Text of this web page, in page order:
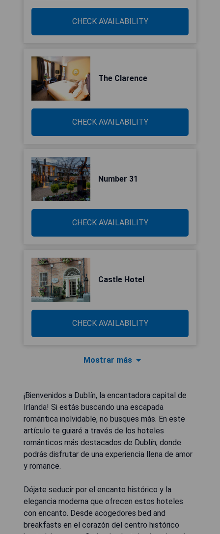
CHECK AVAILABILITY
The Clarence
CHECK AVAILABILITY
Number 31
CHECK AVAILABILITY
Castle Hotel
CHECK AVAILABILITY
Mostrar más
¡Bienvenidos a Dublín, la encantadora capital de
Irlanda! Si estás buscando una escapada
romántica inolvidable, no busques más. En este
artículo te guiaré a través de los hoteles
románticos más destacados de Dublín, donde
podrás disfrutar de una experiencia llena de amor
y romance.
Déjate seducir por el encanto histórico y la
elegancia moderna que ofrecen estos hoteles
con encanto. Desde acogedores bed and
breakfasts en el corazón del centro histórico